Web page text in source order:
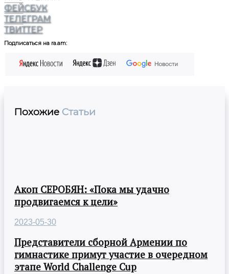
ФЕЙСБУК
ТЕЛЕГРАМ
ТВИТТЕР
Подписаться на ra.am:
Похожие Статьи
Акоп СЕРОБЯН: «Пока мы удачно
продвигаемся к цели»
2023-05-30
Представители сборной Армении по
гимнастике примут участие в очередном
этапе World Challenge Cup